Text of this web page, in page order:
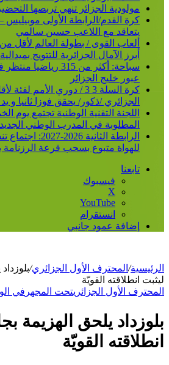
مولودية الجزائر تنهي تربصها
كرة القدم/الرابطة الأولى موبيليس
يتعاقد مع اللاعب حسين سالمي
أبرز الآمال الجزائرية للتتويج
سباحة: أكثر من 315
عبور خليج الجزائر
الجزائري /ذكور/ يحقق فوزا ثانيا
اللجنة التقنية الوطنية تجتمع
المطلوبة في المدرب الوطني الجديد
الرابطة الثانية
للهواة متبوع بسحب قرعة الرزنامة
تابعنا
فيسبوك
‫X
‫YouTube
انستقرام
إضافة عمود جانبي
الرئيسية/ المحترف الأول الجزائري/
ليثبت انطلاقته القويّة
المحترف الأول الجزائريتحت المجهر في
بلوزداد يلحق الهزيمة
انطلاقته القويّة